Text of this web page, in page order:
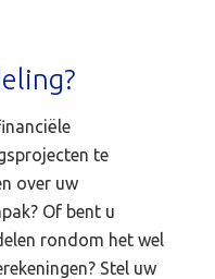
te
over uw
Of bent u
rondom het wel
Stel uw